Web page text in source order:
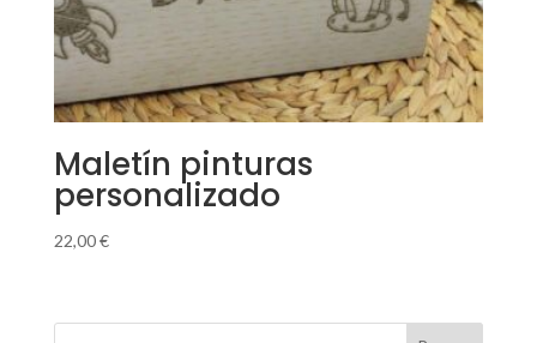
Maletín pinturas
personalizado
22,00€